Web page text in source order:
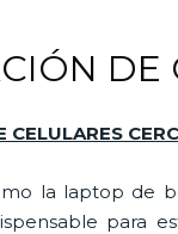
DE
CELULARES
la laptop de
para